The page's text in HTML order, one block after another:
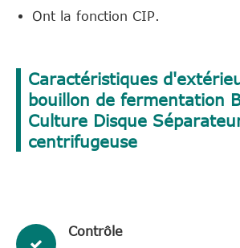
Ont la fonction CIP.
Caractéristiques
bouillon de fermentation
Culture Disque
centrifugeuse
Contrôle